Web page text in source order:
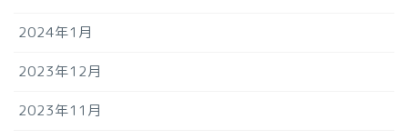
2024年1月
2023年12月
2023年11月